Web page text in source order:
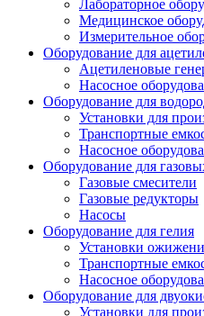
Лабораторное
Медицинское
Измерительное
Оборудование для
Ацетиленовые
Насосное
Оборудование для
Установки для
Транспортные
Насосное
Оборудование для
Газовые смесители
Газовые редукторы
Насосы
Оборудование для гелия
Установки
Транспортные
Насосное
Оборудование для
Установки для